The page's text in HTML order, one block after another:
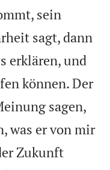
sein
sagt, dann
erklären, und
können. Der
sagen,
was er von mir
Zukunft